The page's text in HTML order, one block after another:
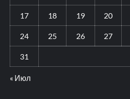
17 18 19 20
24 25 26 27
31
« Июл